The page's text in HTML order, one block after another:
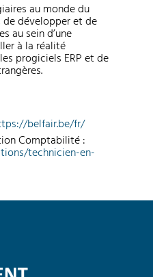
au monde du
développer et de
au sein d’une
à la réalité
progiciels ERP et de
belfair.be/fr/
Comptabilité :
technicien-en-